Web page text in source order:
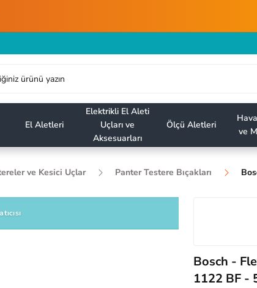
El Aletleri
Elektrikli El Aleti
Uçları ve
Aksesuarları
Ölçü Aletleri
ve
ve Kesici Uçlar Panter Testere Bıçakları
Bosch -
1122 BF -